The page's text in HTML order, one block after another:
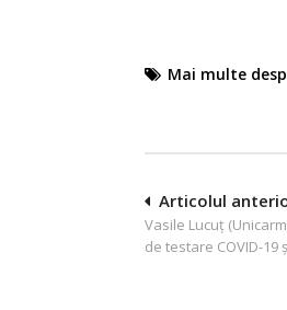
Mai multe
Navigare
în
Articolul
Vasile Lucuț
de testare COVID-19